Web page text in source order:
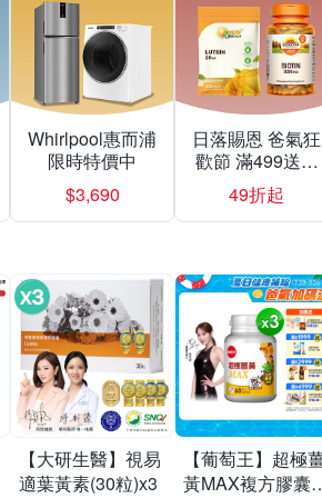
Whirlpool惠而浦
限時特價中
$3,690
日落賜恩 爸氣狂
歡節 滿499送緩
釋型C
49折起
【大研生醫】視易
適葉黃素(30粒)x3
【葡萄王】超極
黃MAX複方膠囊